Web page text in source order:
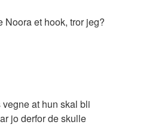
Noora et hook, tror jeg?
at hun skal bli
jo derfor de skulle